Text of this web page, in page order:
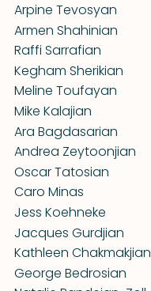
Arpine Tevosyan
Armen Shahinian
Raffi Sarrafian
Kegham Sherikian
Meline Toufayan
Mike Kalajian
Ara Bagdasarian
Andrea Zeytoonjian
Oscar Tatosian
Caro Minas
Jess Koehneke
Jacques Gurdjian
Kathleen Chakmakjian
George Bedrosian